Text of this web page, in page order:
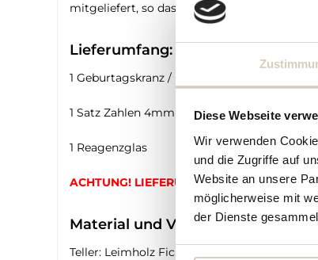
Diese Webseite
Wir verwenden
und die Zugriffe auf
Website an unsere
möglicherweise mit
der Dienste
mitgeliefert, so dass die Zahlen von 1 bis 19
Lieferumfang:
1 Geburtagskranz / Kerzenteller mit
1 Satz Zahlen 4mm
1 Reagenzglas
ACHTUNG! LIEFERUNG OHNE KERZE!
Material und Verarbeitung:
Teller: Leimholz Fichte 18mm